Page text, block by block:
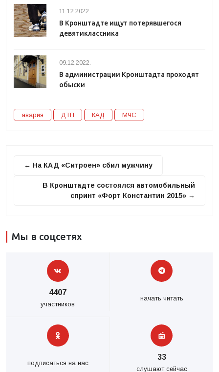
11.12.2022.
В Кронштадте ищут потерявшегося
девятиклассника
09.12.2022.
В администрации Кронштадта проходят
обыски
авария ДТП КАД МЧС
← На КАД «Ситроен» сбил мужчину
В Кронштадте состоялся автомобильный
спринт «Форт Константин 2015» →
Мы в соцсетях
4407
участников
начать читать
подписаться на нас
33
слушают сейчас